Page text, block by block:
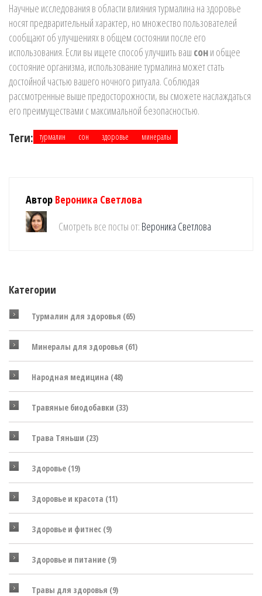
Научные исследования в области влияния турмалина на здоровье
носят предварительный характер, но множество пользователей
сообщают об улучшениях в общем состоянии после его
использования. Если вы ищете способ улучшить ваш сони общее
состояние организма, использование турмалина может стать
достойной частью вашего ночного ритуала. Соблюдая
рассмотренные выше предосторожности, вы сможете наслаждаться
его преимуществами с максимальной безопасностью.
Теги: турмалин сон здоровье минералы
Автор Вероника Светлова
Смотреть все посты от: Вероника Светлова
Категории
Турмалин для здоровья (65)
Минералы для здоровья (61)
Народная медицина (48)
Травяные биодобавки (33)
Трава Тяньши (23)
Здоровье (19)
Здоровье и красота (11)
Здоровье и фитнес (9)
Здоровье и питание (9)
Травы для здоровья (9)